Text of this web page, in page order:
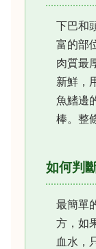
下巴和
富的部
肉質最
新鮮，
魚鰭邊
棒。整
如何判
最簡單
方，如
血水，